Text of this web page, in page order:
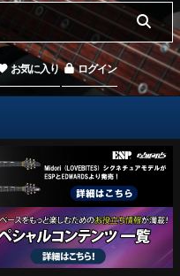
お気に入り ログイン